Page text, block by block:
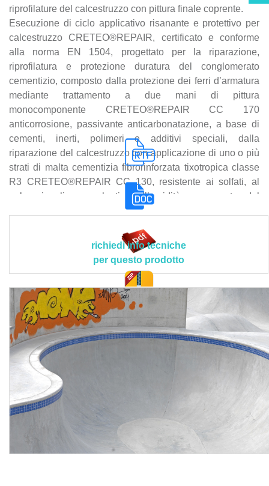
riprofilature del calcestruzzo con pittura finale coprente.
Esecuzione di ciclo applicativo risanante e protettivo per
calcestruzzo CRETEO®REPAIR, certificato e conforme
alla norma EN 1504, progettato per la riparazione,
riprofilatura e protezione duratura del conglomerato
cementizio, composto dalla protezione dei ferri d’armatura
mediante trattamento a due mani di pittura
monocomponente CRETEO®REPAIR CC 170
anticorrosione, passivante anticarbonatazione, a base di
cementi, inerti, polimeri e additivi speciali, dalla
riparazione del calcestruzzo con applicazione di uno o più
strati di malta cementizia fibrorinforzata tixotropica classe
R3 CRETEO®REPAIR CC 130, resistente ai solfati, al
gelo, ai sali scongelanti e all’umidità permanente, dal
rivestimento finale protettivo con stesura di due mani di
conforme alla norma EN 1504-2, a base di dispersione
acrilica pura, con elevata permeabilità al vapore acqueo,
resistenza al gelo e ai sali scongelanti (resistenza XF4) e
ottima resistenza alla penetrazione di CO2.
I prodotti contenuti nel ciclo devono rispettare le seguenti
caratteristiche tecnico-prestazionali ed applicative
peculiari:
CRETEO®REPAIR CC 170 > composizione materiali:
cementi ad alta resistenza, sabbia silicea selezionata con
granulometria finissima, resine sintetiche per garantire
massima adesione al ferro d’armatura, additivi speciali
inibitori di corrosione per migliorare la lavorabilità;
granulometria: 0-0,1 mm; peso specifico malta fresca: ca.
1.650 kg/m³; spessore complessivo: 2 mm; calore
specifico: ca. 1 J/kg K; contenuto solido dell’acqua: 0,2;
intervallo di stesura prodotto: ca. 20 minuti; tempo di
doc. tec.
richiedi info tecniche
per questo prodotto